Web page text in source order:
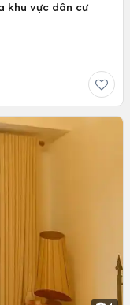
khu vực dân cư